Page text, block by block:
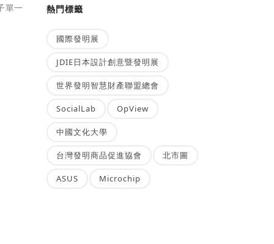
單一
熱門標籤
國際發明展
JDIE日本設計創意暨發明展
世界發明智慧財產聯盟總會
SocialLab OpView
中國文化大學
台灣發明商品促進協會 北市圖
ASUS Microchip